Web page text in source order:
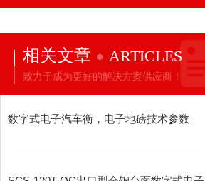
相关文章 ARTICLES
致力于成为更好的解决方案供应商！
数字式电子汽车衡，电子地磅技术参数